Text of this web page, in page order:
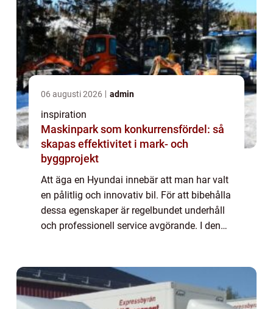
06 augusti 2026 admin
inspiration
Maskinpark som konkurrensfördel: så
skapas effektivitet i mark- och
byggprojekt
Att äga en Hyundai innebär att man har valt
en pålitlig och innovativ bil. För att bibehålla
dessa egenskaper är regelbundet underhåll
och professionell service avgörande. I denna